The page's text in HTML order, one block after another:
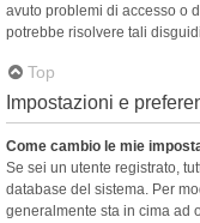
avuto problemi di accesso o
potrebbe risolvere tali
Top
Impostazioni e
Come cambio le mie
Se sei un utente registrato,
database del sistema. Per
generalmente sta in cima ad